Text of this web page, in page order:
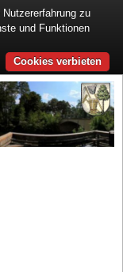
zu
und Funktionen
Cookies verbieten